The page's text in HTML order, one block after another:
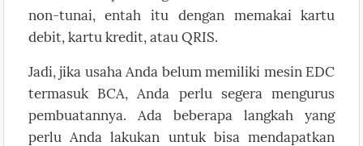
non-tunai, entah itu dengan memakai kartu
debit, kartu kredit, atau QRIS.
Jadi, jika usaha Anda belum memiliki mesin EDC
termasuk BCA, Anda perlu segera mengurus
pembuatannya. Ada beberapa langkah yang
perlu Anda lakukan untuk bisa mendapatkan